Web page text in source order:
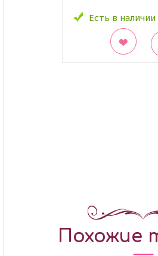
Есть в наличии
Похожие